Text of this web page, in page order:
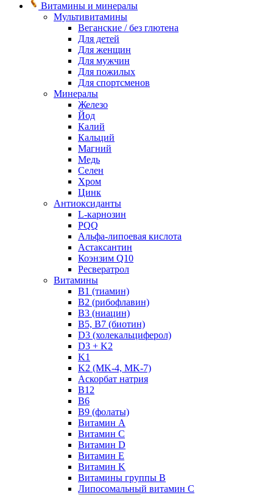
Витамины и минералы
Мультивитамины
Веганские / без глютена
Для детей
Для женщин
Для мужчин
Для пожилых
Для спортсменов
Минералы
Железо
Йод
Калий
Кальций
Магний
Медь
Селен
Хром
Цинк
Антиоксиданты
L-карнозин
PQQ
Альфа-липоевая кислота
Астаксантин
Коэнзим Q10
Ресвератрол
Витамины
B1 (тиамин)
B2 (рибофлавин)
B3 (ниацин)
B5, B7 (биотин)
D3 (холекальциферол)
D3 + K2
K1
K2 (MK-4, MK-7)
Аскорбат натрия
В12
В6
В9 (фолаты)
Витамин A
Витамин C
Витамин D
Витамин E
Витамин K
Витамины группы B
Липосомальный витамин C